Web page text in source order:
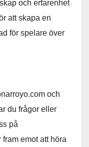
och erfarenhet
att skapa en
för spelare över
och
du frågor eller
på
fram emot att höra